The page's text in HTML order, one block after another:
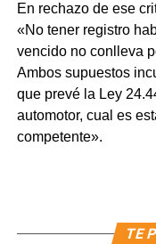
En rechazo de ese
«No tener registro
vencido no conlleva
Ambos supuestos
que prevé la Ley
automotor, cual es
competente».
TE